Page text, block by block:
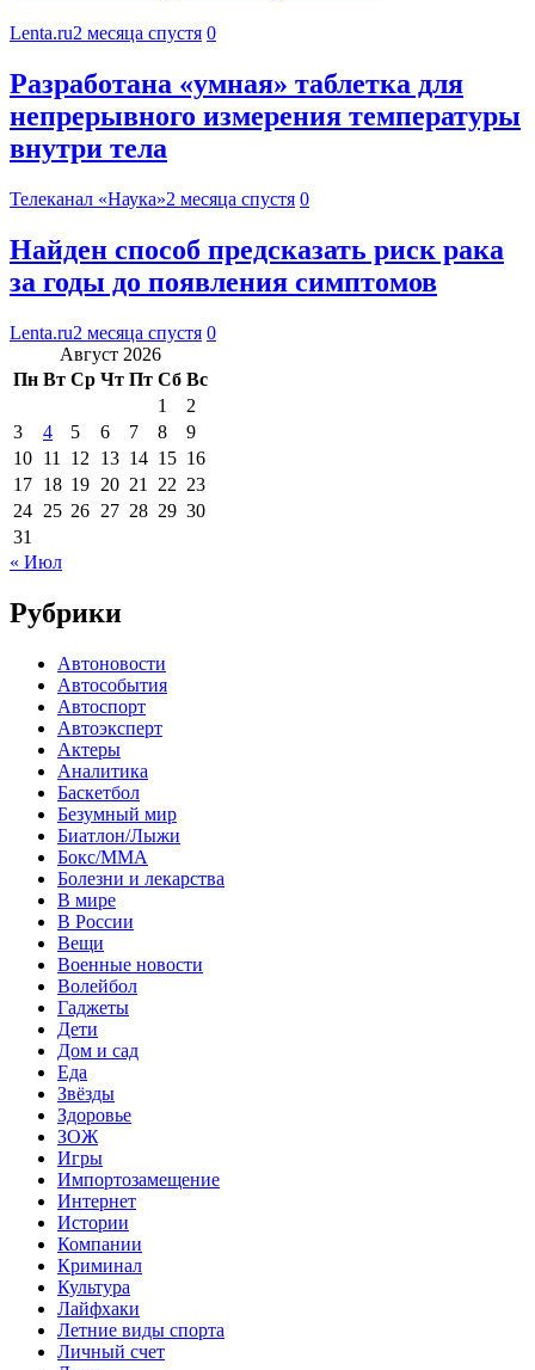
Lenta.ru2 месяца спустя 0
Разработана «умная» таблетка для
непрерывного измерения температуры
внутри тела
Телеканал «Наука»2 месяца спустя 0
Найден способ предсказать риск рака
за годы до появления симптомов
Lenta.ru2 месяца спустя 0
Август 2026
Пн Вт Ср Чт Пт Сб Вс
1
2
3
4 5 6 7 8
9
10 11 12 13 14 15 16
17 18 19 20 21 22 23
24 25 26 27 28 29 30
31
« Июл
Рубрики
Автоновости
Автособытия
Автоспорт
Автоэксперт
Актеры
Аналитика
Баскетбол
Безумный мир
Биатлон/Лыжи
Бокс/MMA
Болезни и лекарства
В мире
В России
Вещи
Военные новости
Волейбол
Гаджеты
Дети
Дом и сад
Еда
Звёзды
Здоровье
ЗОЖ
Игры
Импортозамещение
Интернет
Истории
Компании
Криминал
Культура
Лайфхаки
Летние виды спорта
Личный счет